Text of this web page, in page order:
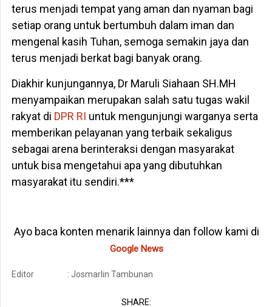
terus menjadi tempat yang aman dan nyaman bagi
setiap orang untuk bertumbuh dalam iman dan
mengenal kasih Tuhan, semoga semakin jaya dan
terus menjadi berkat bagi banyak orang.
Diakhir kunjungannya, Dr Maruli Siahaan SH.MH
menyampaikan merupakan salah satu tugas wakil
rakyat di DPR RI untuk mengunjungi warganya serta
memberikan pelayanan yang terbaik sekaligus
sebagai arena berinteraksi dengan masyarakat
untuk bisa mengetahui apa yang dibutuhkan
masyarakat itu sendiri.***
Ayo baca konten menarik lainnya dan follow kami di
Google News
Editor : Josmarlin Tambunan
SHARE: